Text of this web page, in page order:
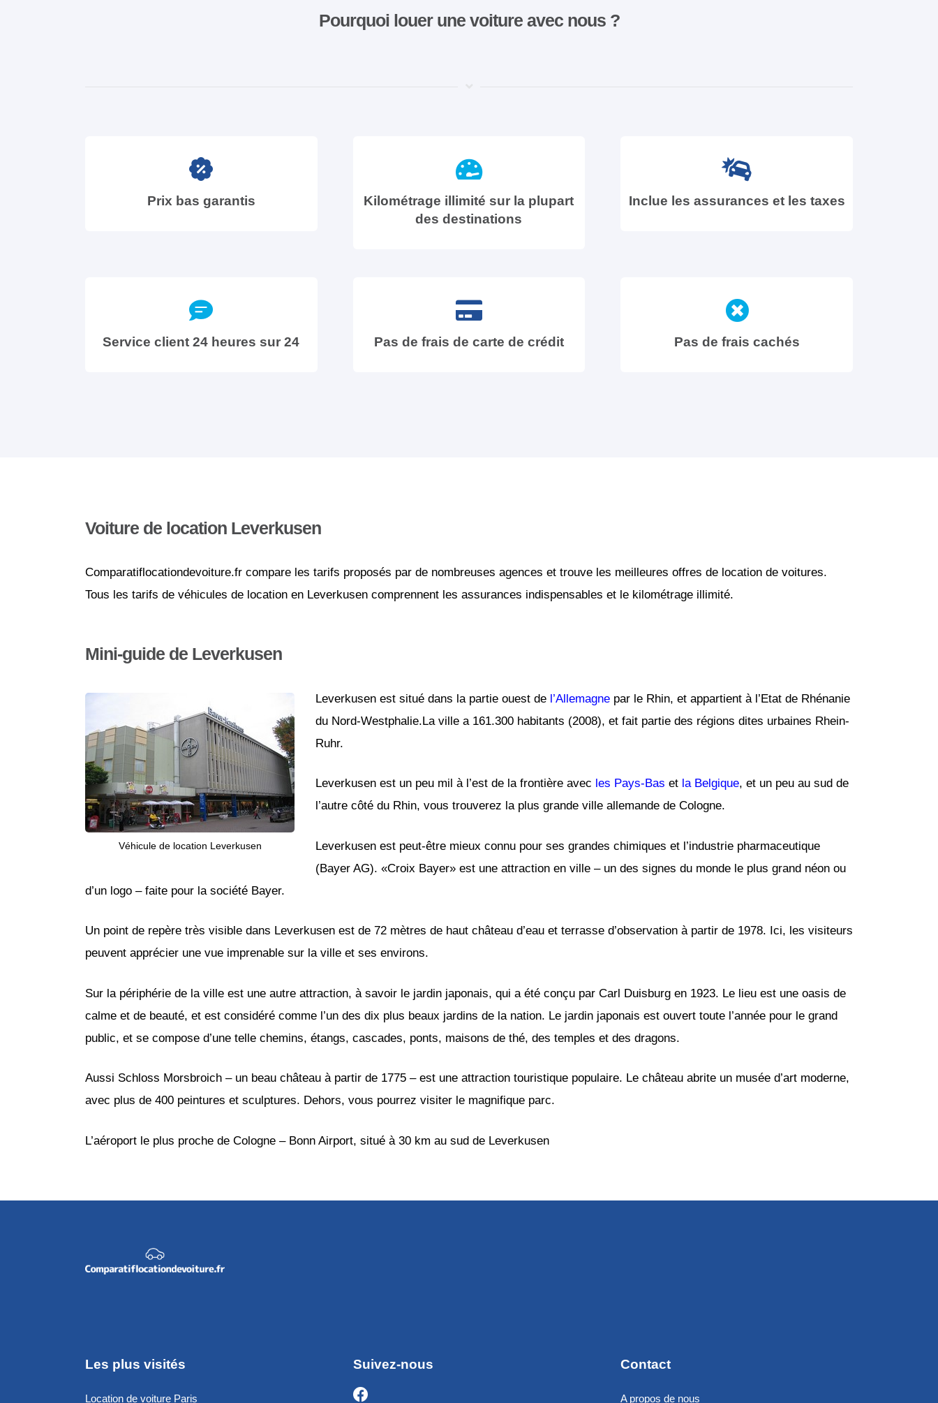
Pourquoi louer une voiture avec nous ?
Prix bas garantis
Kilométrage illimité sur la plupart
des destinations
Inclue les assurances et les taxes
Service client 24 heures sur 24 Pas de frais de carte de crédit Pas de frais cachés
Voiture de location Leverkusen
Comparatiflocationdevoiture.fr compare les tarifs proposés par de nombreuses agences et trouve les meilleures offres de location de voitures.
Tous les tarifs de véhicules de location en Leverkusen comprennent les assurances indispensables et le kilométrage illimité.
Mini-guide de Leverkusen
Véhicule de location Leverkusen
Leverkusen est situé dans la partie ouest de l’Allemagne par le Rhin, et appartient à l’Etat de Rhénanie
du Nord-Westphalie.La ville a 161.300 habitants (2008), et fait partie des régions dites urbaines Rhein-
Ruhr.
Leverkusen est un peu mil à l’est de la frontière avec les Pays-Bas et la Belgique, et un peu au sud de
l’autre côté du Rhin, vous trouverez la plus grande ville allemande de Cologne.
Leverkusen est peut-être mieux connu pour ses grandes chimiques et l’industrie pharmaceutique
(Bayer AG). «Croix Bayer» est une attraction en ville – un des signes du monde le plus grand néon ou
d’un logo – faite pour la société Bayer.
Un point de repère très visible dans Leverkusen est de 72 mètres de haut château d’eau et terrasse d’observation à partir de 1978. Ici, les visiteurs
peuvent apprécier une vue imprenable sur la ville et ses environs.
Sur la périphérie de la ville est une autre attraction, à savoir le jardin japonais, qui a été conçu par Carl Duisburg en 1923. Le lieu est une oasis de
calme et de beauté, et est considéré comme l’un des dix plus beaux jardins de la nation. Le jardin japonais est ouvert toute l’année pour le grand
public, et se compose d’une telle chemins, étangs, cascades, ponts, maisons de thé, des temples et des dragons.
Aussi Schloss Morsbroich – un beau château à partir de 1775 – est une attraction touristique populaire. Le château abrite un musée d’art moderne,
avec plus de 400 peintures et sculptures. Dehors, vous pourrez visiter le magnifique parc.
L’aéroport le plus proche de Cologne – Bonn Airport, situé à 30 km au sud de Leverkusen
Les plus visités
Location de voiture Paris
Suivez-nous Contact
A propos de nous